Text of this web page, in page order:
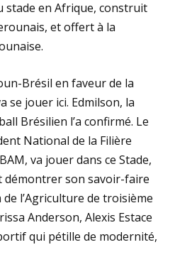
stade en Afrique, construit
et offert à la
Brésil en faveur de la
se jouer ici. Edmilson, la
Brésilien l’a confirmé. Le
National de la Filière
va jouer dans ce Stade,
démontrer son savoir-faire
l’Agriculture de troisième
Anderson, Alexis Estace
qui pétille de modernité,